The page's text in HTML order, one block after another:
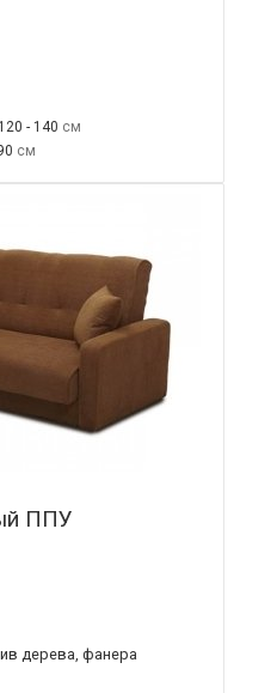
120 - 140
ППУ
дерева, фанера